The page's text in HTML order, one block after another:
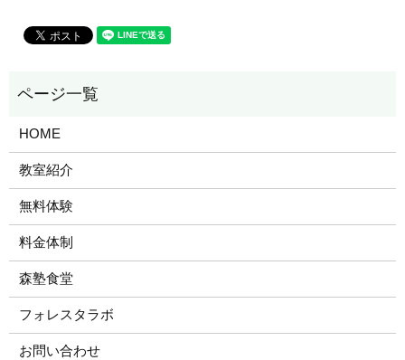
HOME
教室紹介
無料体験
料金体制
森塾食堂
フォレスタラボ
お問い合わせ